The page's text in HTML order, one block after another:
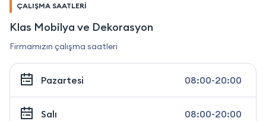
ÇALIŞMA SAATLERİ
Klas Mobilya ve Dekorasyon
Firmamızın çalışma saatleri
Pazartesi 08:00-20:00
Salı 08:00-20:00